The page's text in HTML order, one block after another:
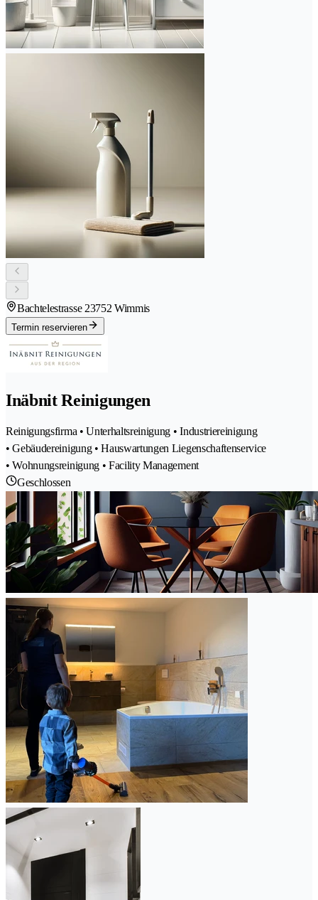
Bachtelestrasse 23752 Wimmis
Termin reservieren
Inäbnit Reinigungen
Reinigungsfirma • Unterhaltsreinigung • Industriereinigung
• Gebäudereinigung • Hauswartungen Liegenschaftenservice
• Wohnungsreinigung • Facility Management
Geschlossen